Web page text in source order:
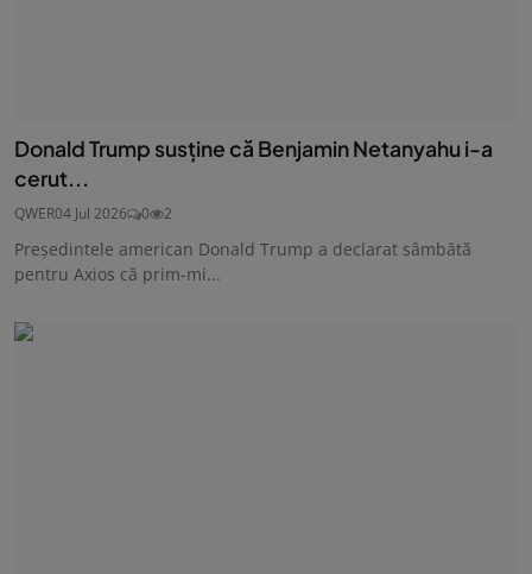
Donald Trump susține că Benjamin Netanyahu i-a
cerut...
QWER04 Jul 2026 0 2
Președintele american Donald Trump a declarat sâmbătă
pentru Axios că prim-mi...